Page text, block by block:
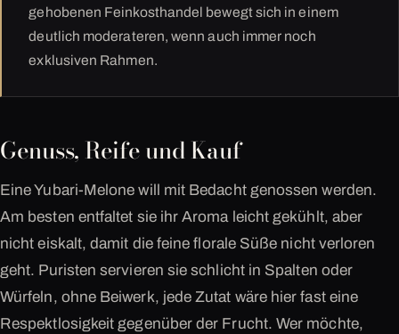
gehobenen Feinkosthandel bewegt sich in einem
deutlich moderateren, wenn auch immer noch
exklusiven Rahmen.
Genuss, Reife und Kauf
Eine Yubari-Melone will mit Bedacht genossen werden.
Am besten entfaltet sie ihr Aroma leicht gekühlt, aber
nicht eiskalt, damit die feine florale Süße nicht verloren
geht. Puristen servieren sie schlicht in Spalten oder
Würfeln, ohne Beiwerk, jede Zutat wäre hier fast eine
Respektlosigkeit gegenüber der Frucht. Wer möchte,